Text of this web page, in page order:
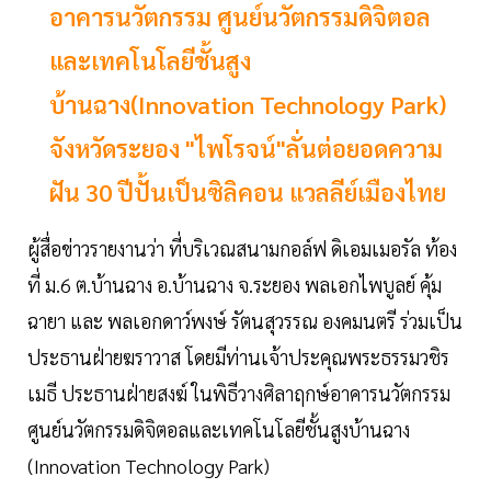
อาคารนวัตกรรม ศูนย์นวัตกรรมดิจิตอล
และเทคโนโลยีชั้นสูง
บ้านฉาง(Innovation Technology Park)
จังหวัดระยอง "ไพโรจน์"ลั่นต่อยอดความ
ฝัน 30 ปีปั้นเป็นซิลิคอน แวลลีย์เมืองไทย
ผู้สื่อข่าวรายงานว่า ที่บริเวณสนามกอล์ฟ ดิเอมเมอรัล ท้อง
ที่ ม.6 ต.บ้านฉาง อ.บ้านฉาง จ.ระยอง พลเอกไพบูลย์ คุ้ม
ฉายา และ พลเอกดาว์พงษ์ รัตนสุวรรณ องคมนตรี ร่วมเป็น
ประธานฝ่ายฆราวาส โดยมีท่านเจ้าประคุณพระธรรมวชิร
เมธี ประธานฝ่ายสงฆ์ ในพิธีวางศิลาฤกษ์อาคารนวัตกรรม
ศูนย์นวัตกรรมดิจิตอลและเทคโนโลยีชั้นสูงบ้านฉาง
(Innovation Technology Park)